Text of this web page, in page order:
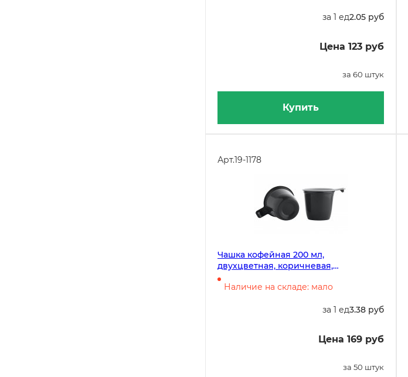
за 1 ед2.05 руб
Цена 123 руб
за 60 штук
Купить
Арт.19-1178
Чашка кофейная 200 мл,
двухцветная, коричневая,
полипропилен, 50 штук
Наличие на складе: мало
за 1 ед3.38 руб
Цена 169 руб
за 50 штук